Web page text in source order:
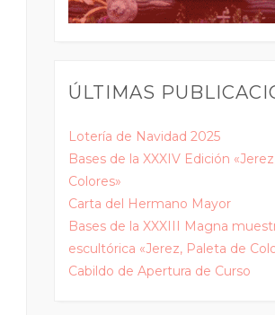
ÚLTIMAS
Lotería de Navidad 2025
Bases de la XXXIV Edición
Colores»
Carta del Hermano Mayor
Bases de la XXXIII Magna
escultórica «Jerez, Paleta de
Cabildo de Apertura de Curso